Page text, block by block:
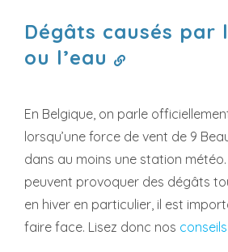
Dégâts causés par
ou l’eau
En Belgique, on parle
lorsqu’une force de vent de 9
dans au moins une station
peuvent provoquer des dégâts
en hiver en particulier, il est
faire face. Lisez donc nos